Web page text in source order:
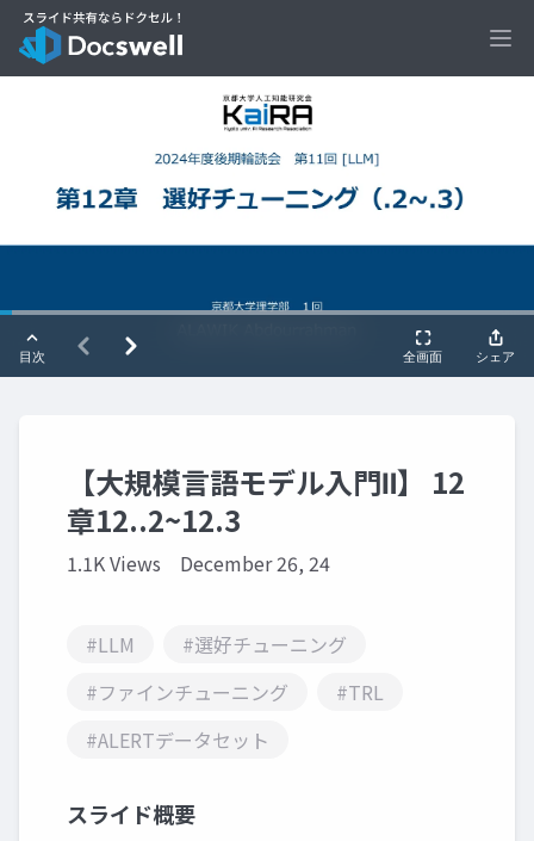
【大規模言語モデル入門Ⅱ】 12
章12..2~12.3
1.1K Views December 26, 24
#LLM
#選好チューニング
#ファインチューニング
#TRL
#ALERTデータセット
スライド概要